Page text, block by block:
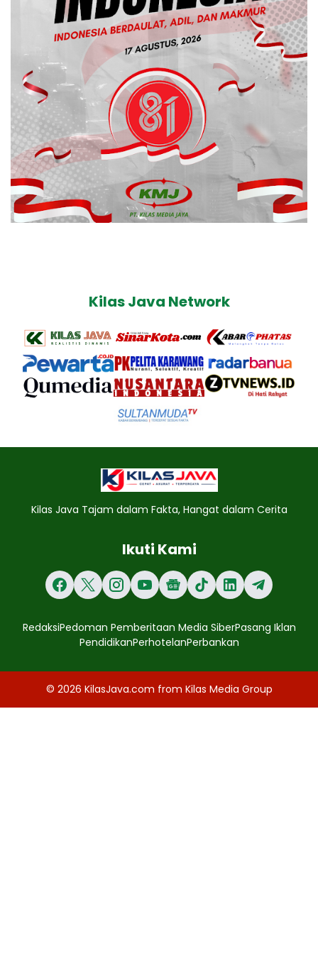
Kilas Java Network
Kilas Java Tajam dalam Fakta, Hangat dalam Cerita
Ikuti Kami
RedaksiPedoman Pemberitaan Media SiberPasang Iklan
PendidikanPerhotelanPerbankan
© 2026 KilasJava.com from Kilas Media Group